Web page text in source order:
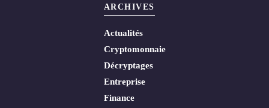
ARCHIVES
Actualités
Cryptomonnaie
Décryptages
Entreprise
Finance